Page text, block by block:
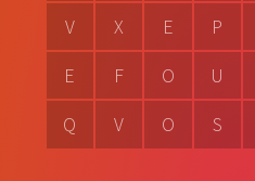
V
X E P
E
F O U
Q
V O S